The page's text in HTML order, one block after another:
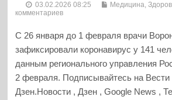
03.02.2026 08:25 Медицина,
комментариев
С 26 января до 1 февраля врачи
зафиксировали коронавирус у 141
данным регионального управления
2 февраля. Подписывайтесь на
Дзен.Новости , Дзен , Google News ,